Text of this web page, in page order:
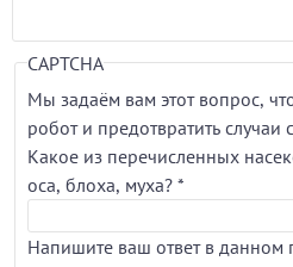
CAPTCHA
Мы задаём вам этот вопрос,
робот и предотвратить случаи
Какое из перечисленных
оса, блоха, муха? *
Напишите ваш ответ в данном